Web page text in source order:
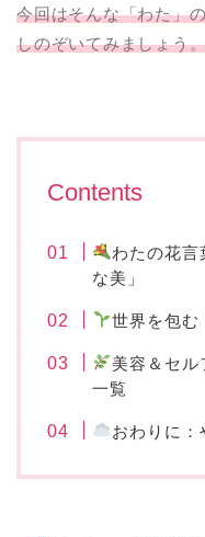
今回はそんな「わた」
しのぞいてみましょう。
Contents
わたの花言
な美」
世界を包
美容＆セル
一覧
おわりに：